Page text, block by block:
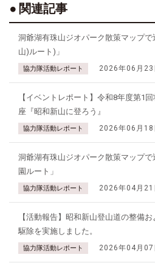
関連記事
洞爺湖有珠山ジオパーク散策マップ
山)ルート)」
協力隊活動レポート 2026年06月23
【イベントレポート】令和8年度第1
座『昭和新山に登ろう』
協力隊活動レポート 2026年06月18
洞爺湖有珠山ジオパーク散策マップ
園ルート」
協力隊活動レポート 2026年04月21
【活動報告】昭和新山登山道の整備
駆除を実施しました。
協力隊活動レポート 2026年04月07